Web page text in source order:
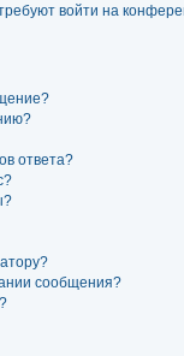
войти на
ответа?
сообщения?